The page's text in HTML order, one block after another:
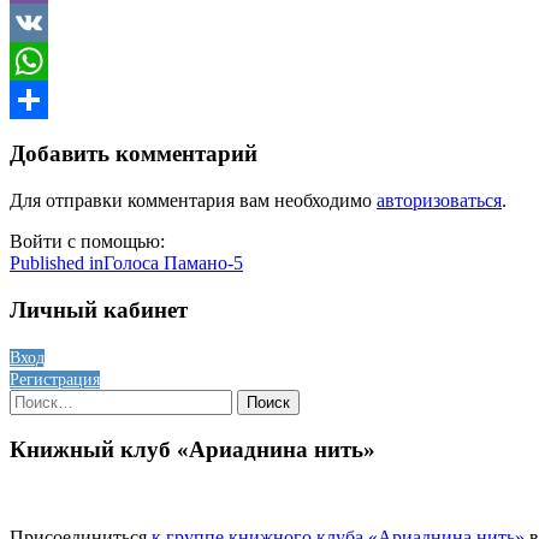
Viber
VK
WhatsApp
Добавить комментарий
Для отправки комментария вам необходимо авторизоваться.
Войти с помощью:
Навигация
по
Published inГолоса Памано-5
Личный кабинет
Вход
Регистрация
Найти:
Книжный клуб «Ариаднина нить»